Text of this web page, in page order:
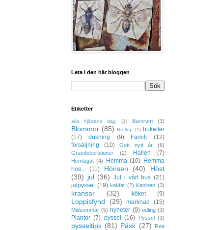
Leta i den här bloggen
Etiketter
alla hjärtans dag (1) Barnrum (3)
Blommor (85) Bröllop (1) buketter
(17)
dukning (9) Familj
(12)
försäljning
(10) Gott nytt år
(6)
Gravdekorationer
(2) Hallen (7)
Hemlagat (4) Hemma (10) Hemma
hos...
(11) Hönsen (40)
Höst
(39) jul (36) Jul i vårt hus (21)
julpyssel
(19) kakfat (2) Kaninen (3)
kransar (32) köket (9)
Loppisfynd (29) marknad (15)
Midsommar (5) nyheter (9) odling (3)
Plantor (7) pyssel (16) Pyssel (3)
pysseltips (81) Påsk (27)
Rea